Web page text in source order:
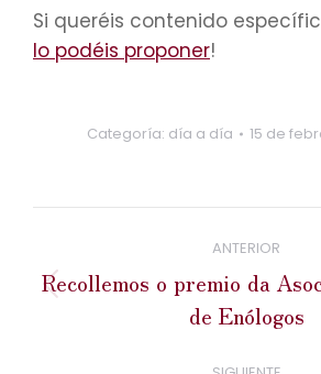
Si queréis contenido
lo podéis proponer!
Categoría: día a día 15 de
Navegación
ANTERIOR
anterior:
Recollemos o premio da
de Enólogos